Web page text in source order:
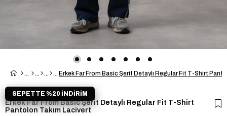
Erkek Far From Basic Şerit Detaylı Regular Fit T-Shirt
Pantolon Takım Lacivert
SEPETTE %20 İNDİRİM